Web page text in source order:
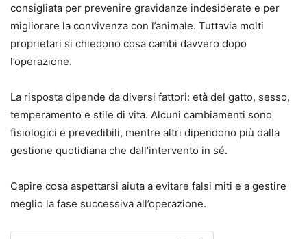
consigliata per prevenire gravidanze indesiderate e per
migliorare la convivenza con l’animale. Tuttavia molti
proprietari si chiedono cosa cambi davvero dopo
l’operazione.
La risposta dipende da diversi fattori: età del gatto, sesso,
temperamento e stile di vita. Alcuni cambiamenti sono
fisiologici e prevedibili, mentre altri dipendono più dalla
gestione quotidiana che dall’intervento in sé.
Capire cosa aspettarsi aiuta a evitare falsi miti e a gestire
meglio la fase successiva all’operazione.